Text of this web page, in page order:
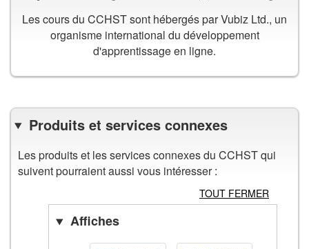
Les cours du CCHST sont hébergés par Vubiz Ltd., un
organisme international du développement
d'apprentissage en ligne.
Produits et services connexes
Les produits et les services connexes du CCHST qui
suivent pourraient aussi vous intéresser :
TOUT FERMER
Affiches